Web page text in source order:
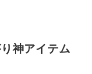
神アイテム